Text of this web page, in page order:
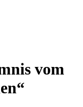
vom